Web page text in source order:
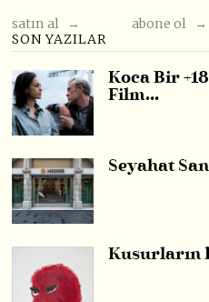
satın al →
abone ol →
SON YAZILAR
Koca Bir
Film…
Seyahat
Kusurların